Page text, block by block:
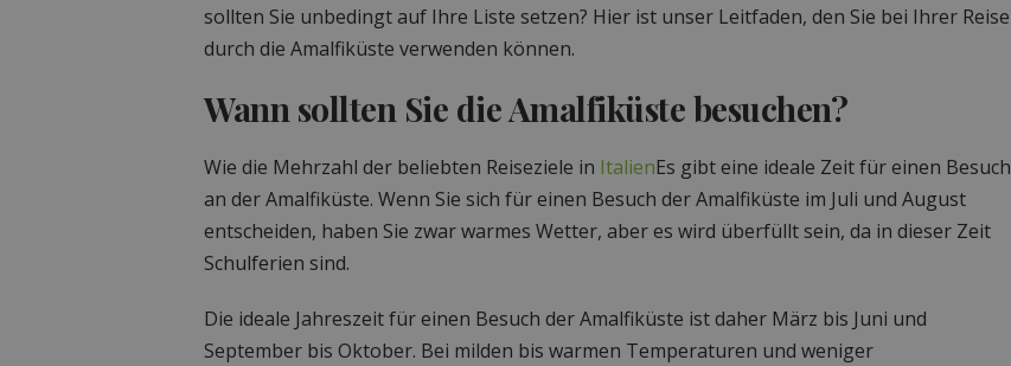
sollten Sie unbedingt auf Ihre Liste setzen? Hier ist unser Leitfaden, den Sie bei Ihrer Reise
durch die Amalfiküste verwenden können.
Wann sollten Sie die Amalfiküste besuchen?
Wie die Mehrzahl der beliebten Reiseziele in ItalienEs gibt eine ideale Zeit für einen Besuch
an der Amalfiküste. Wenn Sie sich für einen Besuch der Amalfiküste im Juli und August
entscheiden, haben Sie zwar warmes Wetter, aber es wird überfüllt sein, da in dieser Zeit
Schulferien sind.
Die ideale Jahreszeit für einen Besuch der Amalfiküste ist daher März bis Juni und
September bis Oktober. Bei milden bis warmen Temperaturen und weniger